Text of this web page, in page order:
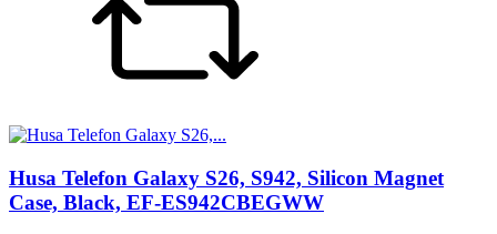
Husa Telefon Galaxy S26, S942, Silicon Magnet
Case, Black, EF-ES942CBEGWW